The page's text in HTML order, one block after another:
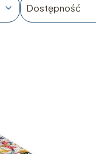
Dostępność